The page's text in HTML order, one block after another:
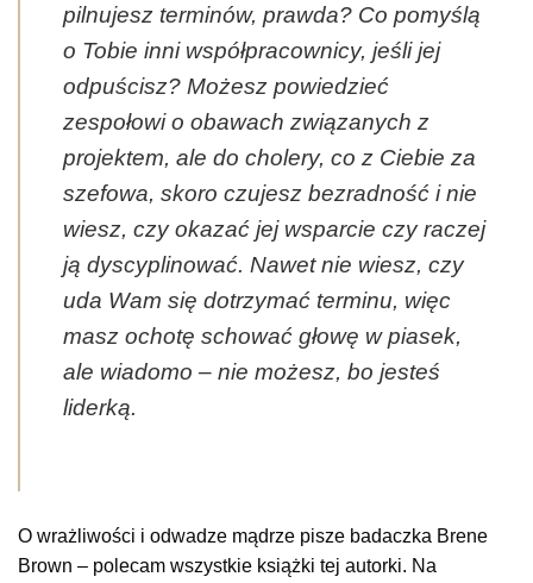
pilnujesz terminów, prawda? Co pomyślą
o Tobie inni współpracownicy, jeśli jej
odpuścisz? Możesz powiedzieć
zespołowi o obawach związanych z
projektem, ale do cholery, co z Ciebie za
szefowa, skoro czujesz bezradność i nie
wiesz, czy okazać jej wsparcie czy raczej
ją dyscyplinować. Nawet nie wiesz, czy
uda Wam się dotrzymać terminu, więc
masz ochotę schować głowę w piasek,
ale wiadomo – nie możesz, bo jesteś
liderką.
O wrażliwości i odwadze mądrze pisze badaczka Brene
Brown – polecam wszystkie książki tej autorki. Na